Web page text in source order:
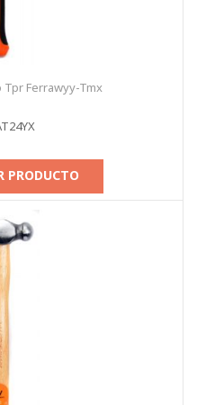
Tpr Ferrawyy-Tmx
PRODUCTO